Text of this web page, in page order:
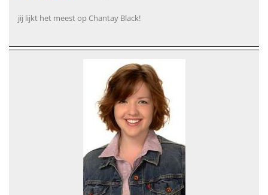
jij lijkt het meest op Chantay Black!